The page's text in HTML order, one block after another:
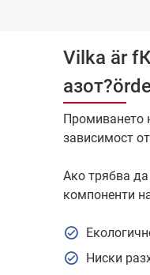
Vilka är
Промиването
зависимост
Ако трябва
компоненти
Ниски